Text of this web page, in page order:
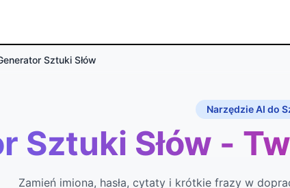
Sztuki Słów
Narzędzie AI do
Sztuki Słów -
Zamień imiona, hasła, cytaty i krótkie frazy w